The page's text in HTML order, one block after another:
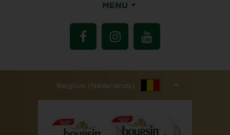
MENU
Belgium (Nederlands)